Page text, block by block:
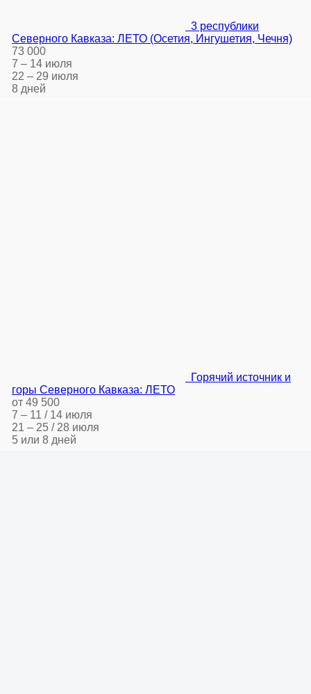
3 республики
Северного Кавказа: ЛЕТО (Осетия, Ингушетия, Чечня)
73 000
7 – 14 июля
22 – 29 июля
8 дней
Горячий источник и
горы Северного Кавказа: ЛЕТО
от 49 500
7 – 11 / 14 июля
21 – 25 / 28 июля
5 или 8 дней